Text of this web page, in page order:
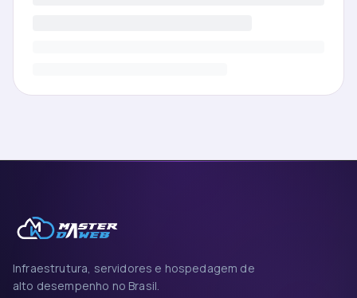
Infraestrutura, servidores e hospedagem de
alto desempenho no Brasil.